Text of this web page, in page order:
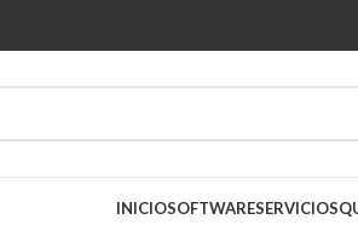
INICIOSOFTWARESERVICIOS